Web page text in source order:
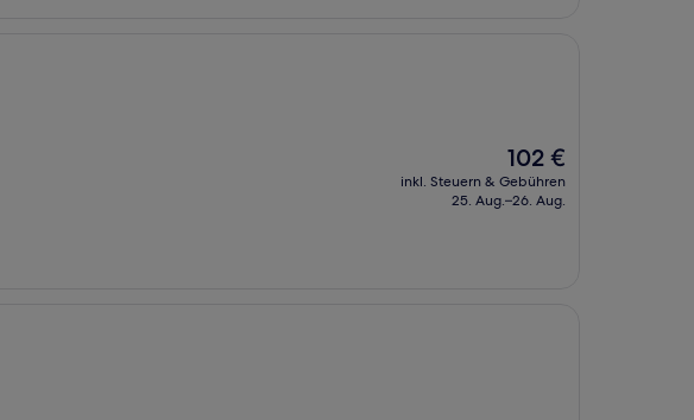
Der
Preis
beträgt
102 €
inkl. Steuern & Gebühren
25. Aug.–26. Aug.